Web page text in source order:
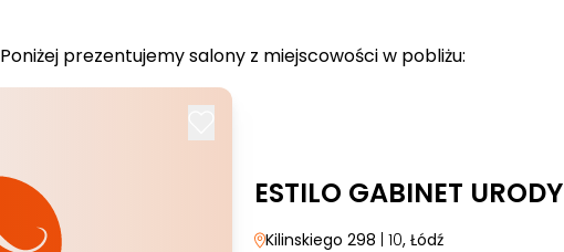
Poniżej prezentujemy salony z miejscowości w pobliżu:
ESTILO GABINET URODY
Kilinskiego 298 | 10, Łódź